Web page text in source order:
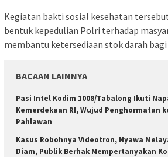
Kegiatan bakti sosial kesehatan
bentuk kepedulian Polri terhadap
membantu ketersediaan stok darah
BACAAN LAINNYA
Pasi Intel Kodim 1008/Tabalong Ikuti
Kemerdekaan RI, Wujud Penghormatan
Pahlawan
Kasus Robohnya Videotron, Nyawa
Diam, Publik Berhak Mempertanyakan